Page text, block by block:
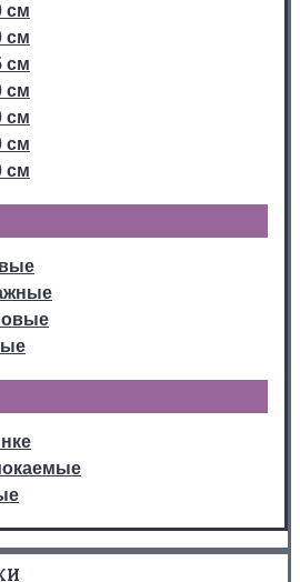
см
см
см
см
см
см
см